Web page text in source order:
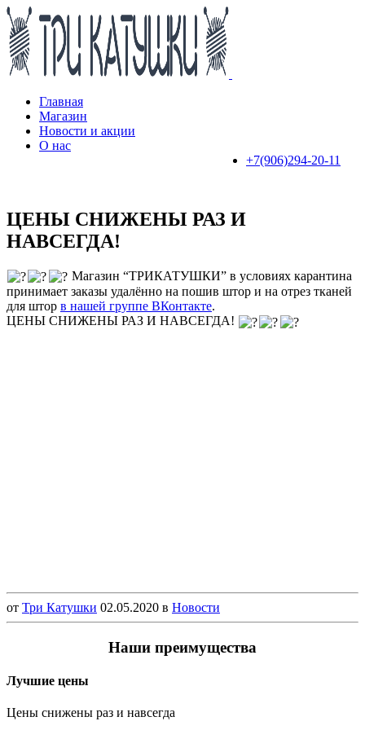
Пропустить
навигацию
Пропустить
контент
Главная
Магазин
Новости и акции
О нас
+7(906)294-20-11
ЦЕНЫ СНИЖЕНЫ РАЗ И
НАВСЕГДА!
Магазин “ТРИКАТУШКИ” в условиях карантина
принимает заказы удалённо на пошив штор и на отрез тканей
для штор в нашей группе ВКонтакте.
ЦЕНЫ СНИЖЕНЫ РАЗ И НАВСЕГДА!
от Три Катушки 02.05.2020 в Новости
Наши преимущества
Лучшие цены
Цены снижены раз и навсегда